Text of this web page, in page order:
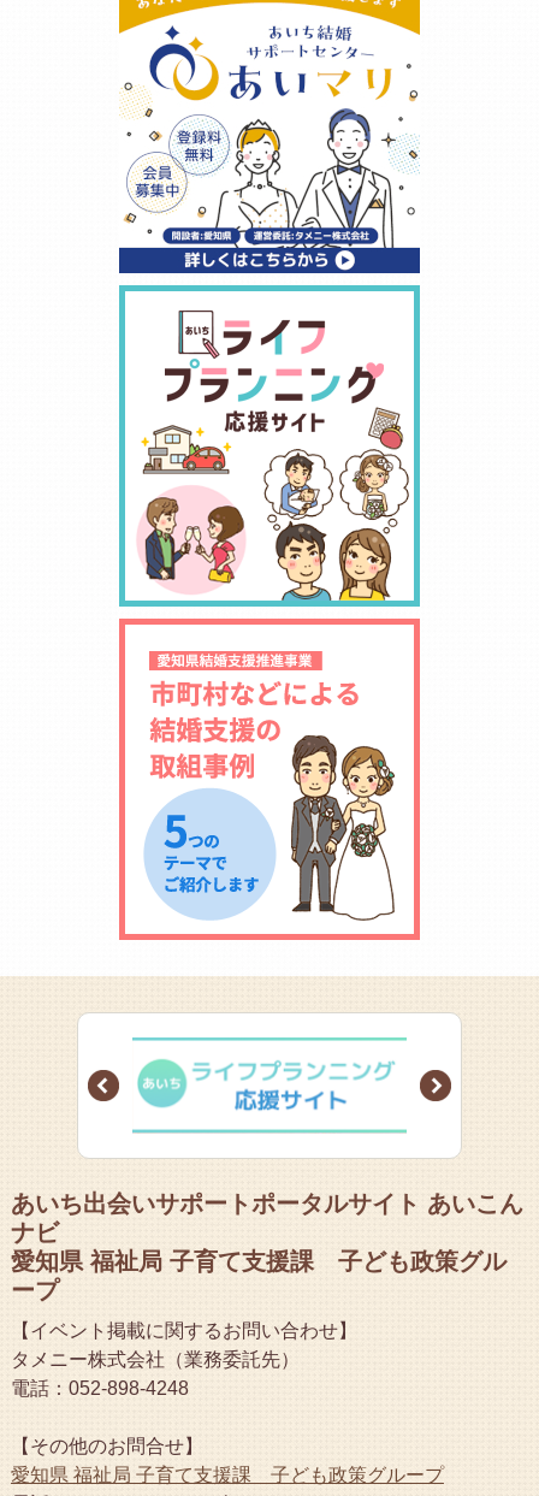
Prev Next
あいち出会いサポートポータルサイト あいこん
ナビ
愛知県 福祉局 子育て支援課 子ども政策グル
ープ
【イベント掲載に関するお問い合わせ】
タメニー株式会社（業務委託先）
電話：052-898-4248
【その他のお問合せ】
愛知県 福祉局 子育て支援課 子ども政策グループ